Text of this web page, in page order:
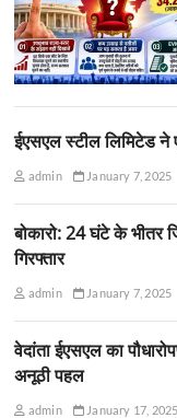
ईएसएल स्टील लिमिटेड ने
admin January 7, 2025
बोकारो: 24 घंटे के भीतर
गिरफ्तार
admin January 7, 2025
वेदांता ईएसएल का
अनूठी पहल
admin January 17, 2025